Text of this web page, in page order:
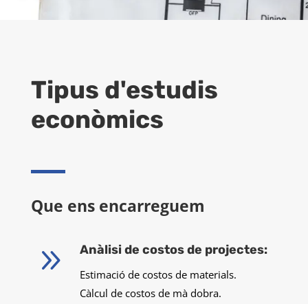
Tipus d'estudis
econòmics
Que ens encarreguem
9 Anàlisi de costos de projectes:
Estimació de costos de materials.
Càlcul de costos de mà dobra.